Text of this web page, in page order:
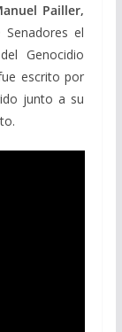
Pailler,
el
Genocidio
escrito por
junto a su